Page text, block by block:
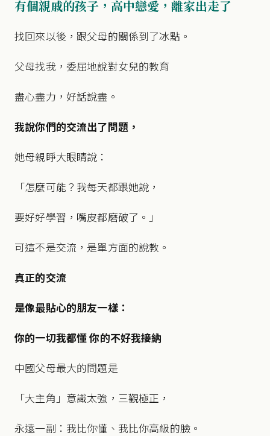
有個親戚的孩子，高中戀愛，離家出走了
找回來以後，跟父母的關係到了冰點。
父母找我，委屈地說對女兒的教育
盡心盡力，好話說盡。
我說你們的交流出了問題，
她母親睜大眼睛說：
「怎麼可能？我每天都跟她說，
要好好學習，嘴皮都磨破了。」
可這不是交流，是單方面的說教。
真正的交流
是像最貼心的朋友一樣：
你的一切我都懂 你的不好我接納
中國父母最大的問題是
「大主角」意識太強，三觀極正，
永遠一副：我比你懂、我比你高級的臉。